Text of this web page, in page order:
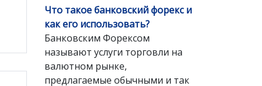
Что такое банковский форекс и
как его использовать?
Банковским Форексом
называют услуги торговли на
валютном рынке,
предлагаемые обычными и так